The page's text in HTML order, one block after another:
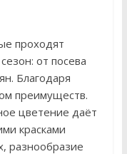
проходят
от посева
Благодаря
преимуществ.
цветение даёт
красками
разнообразие